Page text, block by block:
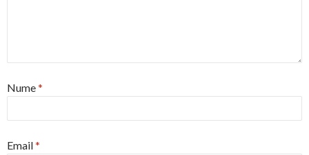
Nume*
Email*